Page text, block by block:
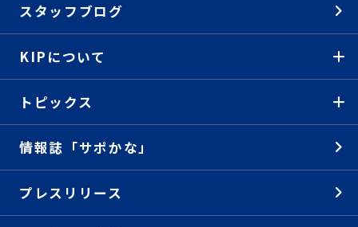
スタッフブログ
KIPについて
トピックス
情報誌「サポかな」
プレスリリース